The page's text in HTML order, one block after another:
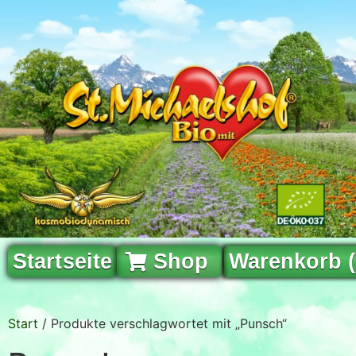
Startseite Shop Warenkorb
Start / Produkte verschlagwortet mit „Punsch“